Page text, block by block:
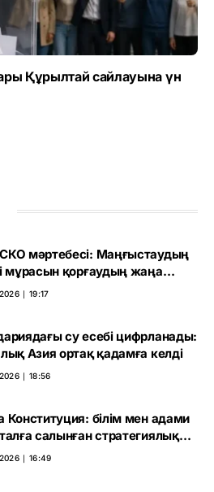
Құрылтай сайлауына үн
мәртебесі: Маңғыстаудың
мұрасын қорғаудың жаңа
басталды
∣ 19:17
су есебі цифрланады:
Азия ортақ қадамға келді
∣ 18:56
Конституция: білім мен адами
салынған стратегиялық
∣ 16:49